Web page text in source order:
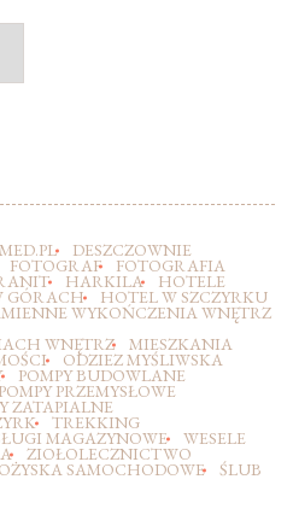
DESZCZOWNIE
FOTOGRAF FOTOGRAFIA
HARKILA HOTELE
GÓRACH HOTEL W SZCZYRKU
WYKOŃCZENIA WNĘTRZ
WNĘTRZ MIESZKANIA
ODZIEZ MYŚLIWSKA
POMPY BUDOWLANE
POMPY PRZEMYSŁOWE
ZATAPIALNE
TREKKING
MAGAZYNOWE WESELE
ZIOŁOLECZNICTWO
SAMOCHODOWE ŚLUB